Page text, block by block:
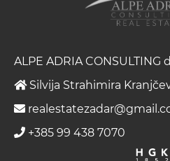
ALPE ADRIA CONSULTING
Silvija Strahimira
+385 99 438 7070